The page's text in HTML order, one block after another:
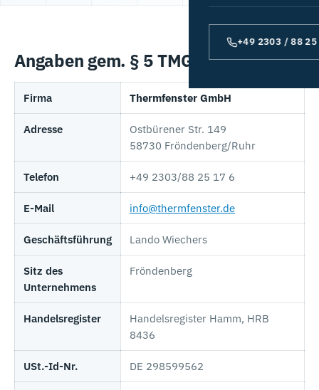
+49 2303 / 88 25
Angaben gem. § 5 TMG
Firma Thermfenster GmbH
Adresse
Ostbürener Str. 149
58730 Fröndenberg/Ruhr
Telefon +49 2303/88 25 17 6
E-Mail info@thermfenster.de
Geschäftsführung Lando Wiechers
Sitz des
Unternehmens
Fröndenberg
Handelsregister
Handelsregister Hamm, HRB
8436
USt.-Id-Nr. DE 298599562